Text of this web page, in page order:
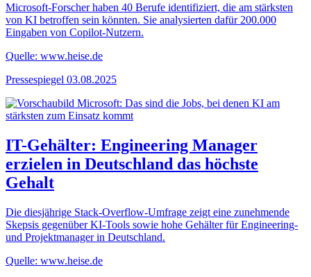
Microsoft-Forscher haben 40 Berufe identifiziert, die am stärksten
von KI betroffen sein könnten. Sie analysierten dafür 200.000
Eingaben von Copilot-Nutzern.
Quelle: www.heise.de
Pressespiegel 03.08.2025
IT-Gehälter: Engineering Manager
erzielen in Deutschland das höchste
Gehalt
Die diesjährige Stack-Overflow-Umfrage zeigt eine zunehmende
Skepsis gegenüber KI-Tools sowie hohe Gehälter für Engineering-
und Projektmanager in Deutschland.
Quelle: www.heise.de